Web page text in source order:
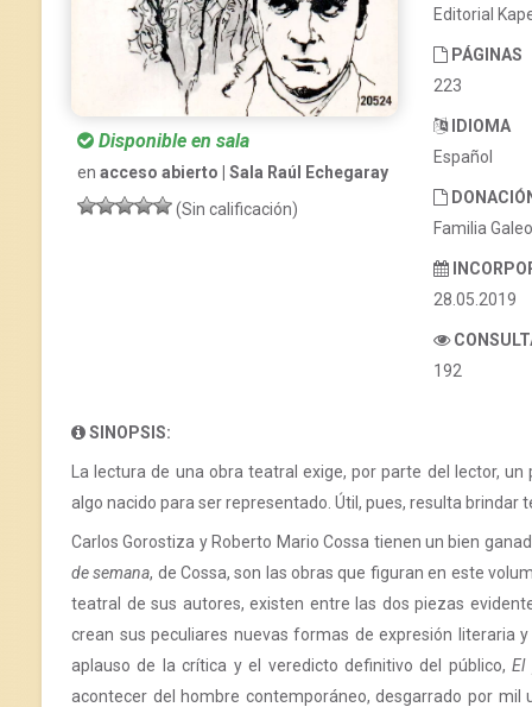
Disponible en sala
en acceso abierto | Sala Raúl Echegaray
(Sin calificación)
Editorial
PÁGINAS
223
IDIOMA
Español
Familia
28.05.2019
192
SINOPSIS:
La lectura de una obra teatral exige, por parte del lector,
algo nacido para ser representado. Útil, pues, resulta brindar
Carlos Gorostiza y Roberto Mario Cossa tienen un bien
de semana, de Cossa, son las obras que figuran en este
teatral de sus autores, existen entre las dos piezas
crean sus peculiares nuevas formas de expresión literaria
aplauso de la crítica y el veredicto definitivo del público,El
acontecer del hombre contemporáneo, desgarrado por